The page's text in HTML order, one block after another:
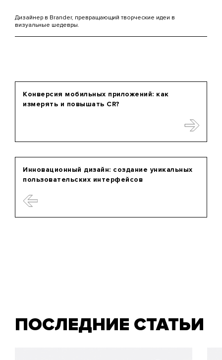
Дизайнер в Brander, превращающий творческие идеи в
визуальные шедевры.
Инновационный дизайн: создание уникальных
пользовательских интерфейсов
Конверсия мобильных приложений: как
измерять и повышать CR?
ПОСЛЕДНИЕ СТАТЬИ